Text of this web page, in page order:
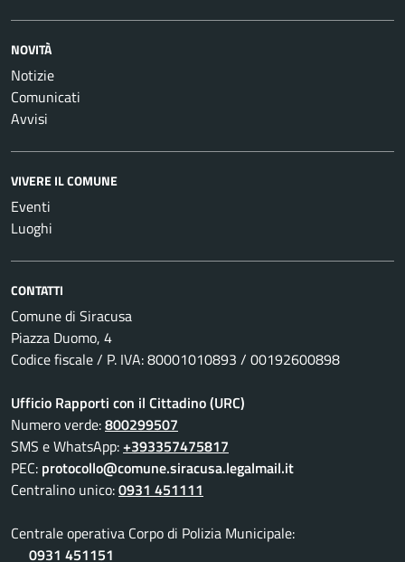
NOVITÀ
Notizie
Comunicati
Avvisi
VIVERE IL COMUNE
Eventi
Luoghi
CONTATTI
Comune di Siracusa
Piazza Duomo, 4
Codice fiscale / P. IVA: 80001010893 / 00192600898
Ufficio Rapporti con il Cittadino (URC)
Numero verde:800299507
SMS e WhatsApp:+393357475817
PEC: protocollo@comune.siracusa.legalmail.it
Centralino unico:0931 451111
Centrale operativa Corpo di Polizia Municipale:
0931 451151